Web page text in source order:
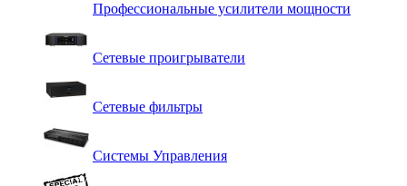
Профессиональные усилители мощности
Сетевые проигрыватели
Сетевые фильтры
Системы Управления